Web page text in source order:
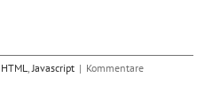
HTML,Javascript | Kommentare